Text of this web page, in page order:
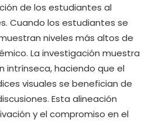
de los estudiantes al
Cuando los estudiantes se
niveles más altos de
La investigación muestra
intrínseca, haciendo que el
visuales se benefician de
Esta alineación
y el compromiso en el